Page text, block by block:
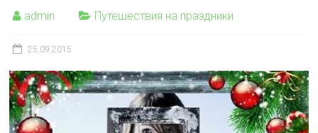
admin Путешествия на праздники
25.09.2015